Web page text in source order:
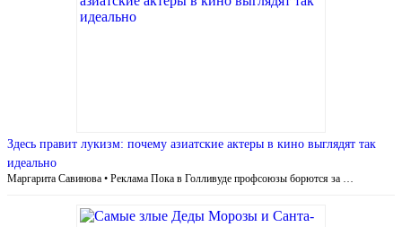
Здесь правит лукизм: почему азиатские актеры в кино выглядят так
идеально
Маргарита Савинова • Реклама Пока в Голливуде профсоюзы борются за …